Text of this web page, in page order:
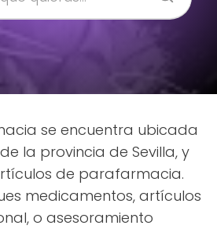
se encuentra ubicada
la provincia de Sevilla, y
de parafarmacia.
medicamentos, artículos
o asesoramiento